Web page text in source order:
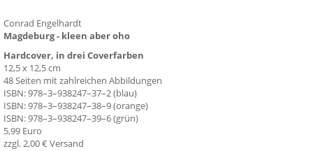
Conrad Engelhardt
Magdeburg - kleen aber oho
Hardcover, in drei Coverfarben
12,5 x 12,5 cm
48 Seiten mit zahlreichen Abbildungen
ISBN: 978–3–938247–37–2 (blau)
ISBN: 978–3–938247–38–9 (orange)
ISBN: 978–3–938247–39–6 (grün)
5,99 Euro
zzgl. 2,00 € Versand